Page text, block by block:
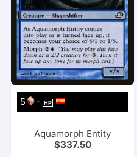
5 -HP
Aquamorph Entity
$337.50